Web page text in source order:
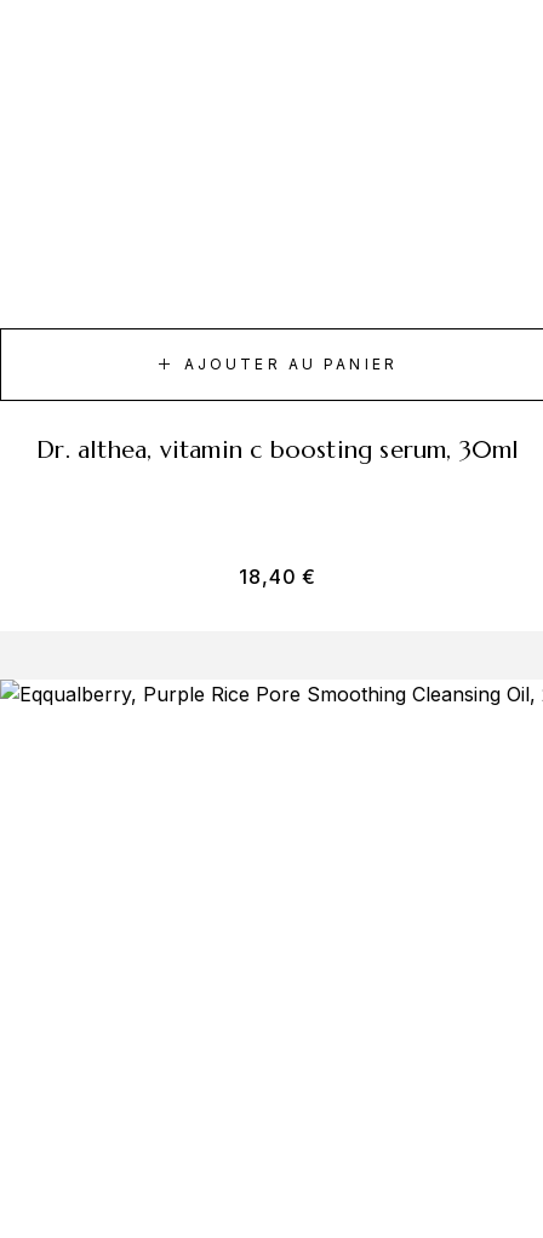
AJOUTER AU PANIER
dr. althea, vitamin c boosting serum, 30ml
18,40€